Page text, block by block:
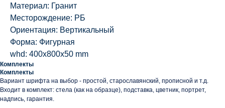
Материал: Гранит
Месторождение: РБ
Ориентация: Вертикальный
Форма: Фигурная
whd: 400x800x50 mm
Комплекты
Комплекты
Вариант шрифта на выбор - простой, старославянский, прописной и т.д.
Входит в комплект: стела (как на образце), подставка, цветник, портрет,
надпись, гарантия.